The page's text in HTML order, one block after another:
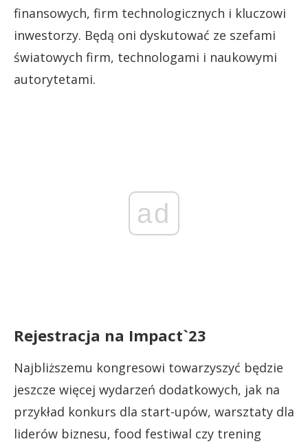
finansowych, firm technologicznych i kluczowi
inwestorzy. Będą oni dyskutować ze szefami
światowych firm, technologami i naukowymi
autorytetami.
ad
Rejestracja na Impact`23
Najbliższemu kongresowi towarzyszyć będzie
jeszcze więcej wydarzeń dodatkowych, jak na
przykład konkurs dla start-upów, warsztaty dla
liderów biznesu, food festiwal czy trening